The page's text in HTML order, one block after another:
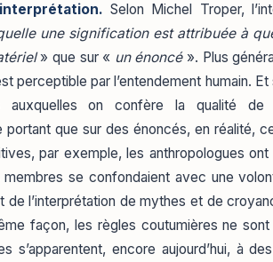
Selon Michel Troper,
une signification est attribuée à
» que sur « un énoncé». Plus
perceptible par l’entendement humain.
auxquelles on confère la qualité
portant que sur des énoncés, en réalité,
par exemple, les anthropologues
se confondaient avec une
de l’interprétation de mythes et de
façon, les règles coutumières ne
s’apparentent, encore aujourd’hui, à